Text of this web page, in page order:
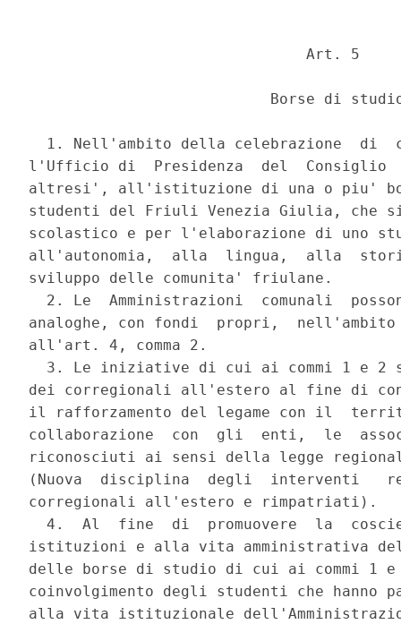
                               Art. 5
Borse di
1. Nell'ambito della celebrazione  di
l'Ufficio di  Presidenza  del  Consiglio
altresi', all'istituzione di una o piu'
studenti del Friuli Venezia Giulia, che
scolastico e per l'elaborazione di uno
all'autonomia,  alla  lingua,  alla
sviluppo delle comunita' friulane.
2. Le  Amministrazioni  comunali
analoghe, con fondi  propri,
all'art. 4, comma 2.
3. Le iniziative di cui ai commi 1 e 2
dei corregionali all'estero al fine di
il rafforzamento del legame con il
collaborazione  con  gli  enti,  le
riconosciuti ai sensi della legge
(Nuova  disciplina  degli  interventi
corregionali all'estero e rimpatriati).
4.  Al  fine  di  promuovere  la
istituzioni e alla vita amministrativa
delle borse di studio di cui ai commi 1
coinvolgimento degli studenti che
alla vita istituzionale